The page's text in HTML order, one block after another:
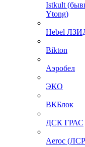
Istkult
Ytong)
Hebel
Bikton
Аэробел
ЭКО
ВКБлок
ДСК ГРАС
Aeroc